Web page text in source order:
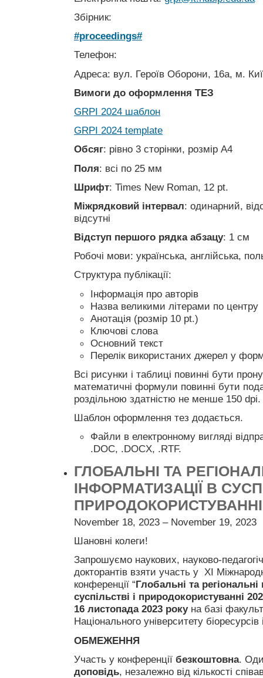
Збірник:
#proceedings#
Телефон:
Адреса: вул. Героїв Оборони, 16а, м.
Вимоги до оформлення ТЕЗ
GRPI 2024 шаблон
GRPI 2024 template
Обсяг: рівно 3 сторінки, розмір А4
Поля: всі по 25 мм
Шрифт: Times New Roman, 12 pt.
Міжрядковий інтервал: одинарний,
відсутні
Відступ першого рядка абзацу: 1 см
Робочі мови: українська, англійська,
Структура публікації:
Інформація про авторів
Назва великими літерами по центру
Анотація (розмір 10 pt.)
Ключові слова
Основний текст
Перелік використаних джерел у
Всі рисунки і таблиці повинні бути
математичні формули повинні бути
роздільною здатністю не менше 150 dpi.
Шаблон оформлення тез додається.
Файли в електронному вигляді
.DOC, .DOCX, .RTF.
ГЛОБАЛЬНІ ТА
ІНФОРМАТИЗАЦІЇ В
ПРИРОДОКОРИСТУВАННІ
November 18, 2023 – November 19, 2023
Шановні колеги!
Запрошуємо наукових, науково-
докторантів взяти участь у XI
конференції “Глобальні та
суспільстві і природокористуванні
16 листопада 2023 рокуна базі
Національного університету
ОБМЕЖЕННЯ
Участь у конференції безкоштовна.
доповідь, незалежно від кількості